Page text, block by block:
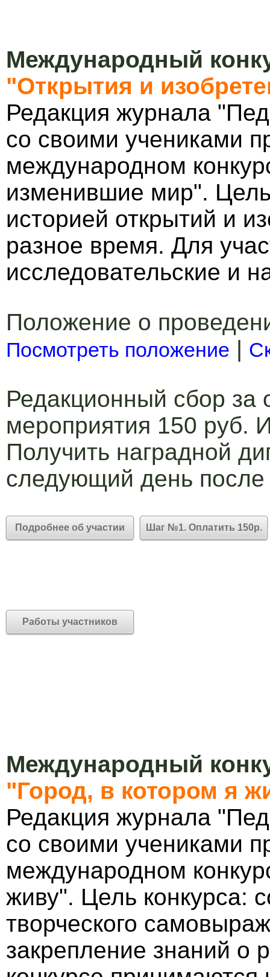
Международный
"Открытия и
Редакция журнала
со своими учениками
международном
изменившие мир". Цель
историей открытий и
разное время. Для
исследовательские и
Положение о
Посмотреть положение |
Редакционный сбор за
мероприятия 150 руб.
Получить наградной
следующий день
Подробнее об участии Шаг №1. Оплатить 150р.
Работы участников
Международный
"Город, в котором я
Редакция журнала
со своими учениками
международном
живу". Цель конкурса:
творческого
закрепление знаний о